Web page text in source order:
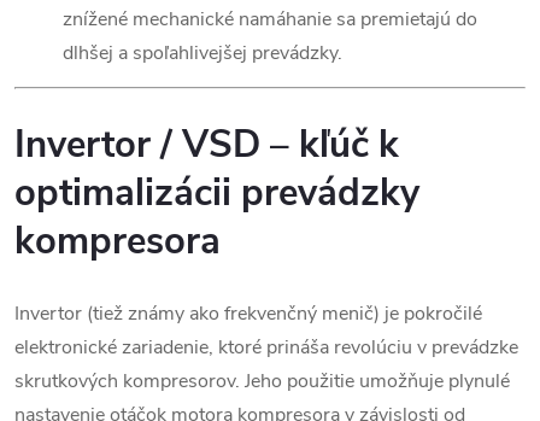
znížené mechanické namáhanie sa premietajú do
dlhšej a spoľahlivejšej prevádzky.
Invertor / VSD – kľúč k
optimalizácii prevádzky
kompresora
Invertor (tiež známy ako frekvenčný menič) je pokročilé
elektronické zariadenie, ktoré prináša revolúciu v prevádzke
skrutkových kompresorov. Jeho použitie umožňuje plynulé
nastavenie otáčok motora kompresora v závislosti od